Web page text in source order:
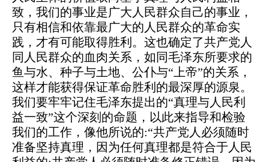
致，我们的事业是广大人民群众自己的事业，
只有相信和依靠最广大的人民群众的革命实
践，才有可能取得胜利。这也确定了共产党人
同人民群众的血肉关系，如同毛泽东所要求的
鱼与水、种子与土地、公仆与“上帝”的关系，
这样才能获得保证革命胜利的最深厚的源泉。
我们要牢牢记住毛泽东提出的“真理与人民利
益一致”这个深刻的命题，以此来指导和检验
我们的工作，像他所说的:“共产党人必须随时
准备坚持真理，因为任何真理都是符合于人民